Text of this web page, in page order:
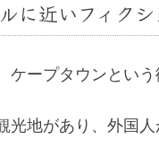
に近いフィクシ
ケープタウンとい
光地があり、外国